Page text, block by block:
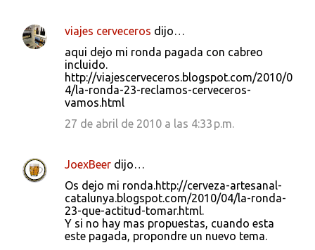
viajes cerveceros dijo…
aqui dejo mi ronda pagada con cabreo
incluido.
http://viajescerveceros.blogspot.com/2010/0
4/la-ronda-23-reclamos-cerveceros-
vamos.html
27 de abril de 2010 a las 4:33 p.m.
JoexBeer dijo…
Os dejo mi ronda.http://cerveza-artesanal-
catalunya.blogspot.com/2010/04/la-ronda-
23-que-actitud-tomar.html.
Y si no hay mas propuestas, cuando esta
este pagada, propondre un nuevo tema.